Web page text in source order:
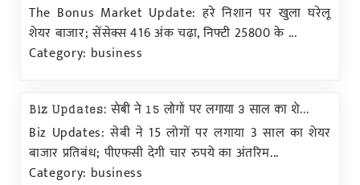
The Bonus Market Update: हरे निशान पर खुला घरेलू
शेयर बाजार; सेंसेक्स 416 अंक चढ़ा, निफ्टी 25800 के ...
Category: business
Biz Updates: सेबी ने 15 लोगों पर लगाया 3 साल का शे...
Biz Updates: सेबी ने 15 लोगों पर लगाया 3 साल का शेयर
बाजार प्रतिबंध; पीएफसी देगी चार रुपये का अंतरिम...
Category: business